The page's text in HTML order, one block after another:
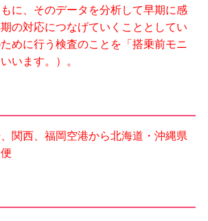
に、そのデータを分析して早期に感
の対応につなげていくこととしてい
めに行う検査のことを「搭乗前モニ
います。）。
関西、福岡空港から北海道・沖縄県